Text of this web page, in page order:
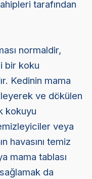
tarafından
normaldir,
bir koku
Kedinin mama
ve dökülen
kokuyu
veya
havasını temiz
mama tablası
da